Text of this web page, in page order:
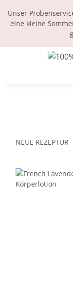
Unser
eine kleine
NEUE REZEPTUR